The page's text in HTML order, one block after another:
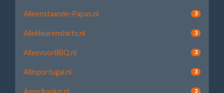
Alleenstaande-Papas.nl 3
Allekleurenshirts.nl 3
AllesvoorBBQ.nl 3
Allinportugal.nl 3
Amerikaplus.nl 3